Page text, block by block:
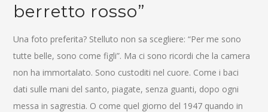
berretto rosso”
Una foto preferita? Stelluto non sa scegliere: “Per me sono
tutte belle, sono come figli”. Ma ci sono ricordi che la camera
non ha immortalato. Sono custoditi nel cuore. Come i baci
dati sulle mani del santo, piagate, senza guanti, dopo ogni
messa in sagrestia. O come quel giorno del 1947 quando in